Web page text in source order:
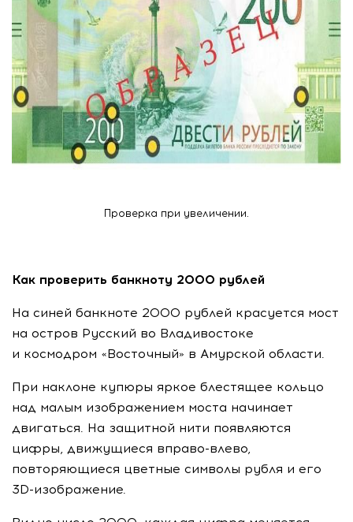
Проверка при увеличении.
Как проверить банкноту 2000 рублей
На синей банкноте 2000 рублей красуется мост
на остров Русский во Владивостоке
и космодром «Восточный» в Амурской области.
При наклоне купюры яркое блестящее кольцо
над малым изображением моста начинает
двигаться. На защитной нити появляются
цифры, движущиеся вправо-влево,
повторяющиеся цветные символы рубля и его
3D-изображение.